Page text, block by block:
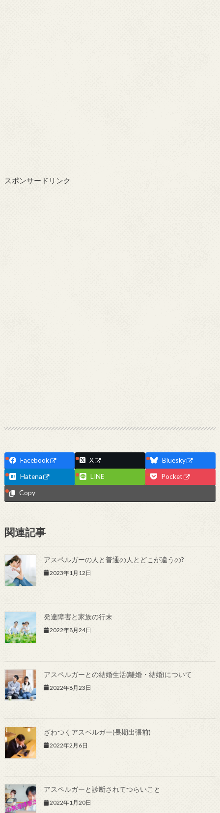
スポンサードリンク
Facebook X
Bluesky
Hatena
LINE
Pocket
Copy
関連記事
アスペルガーの人と普通の人とどこが違うの?
2023年1月12日
発達障害と家族の行末
2022年8月24日
アスペルガーとの結婚生活(離婚・結婚)について
2022年8月23日
ざわつくアスペルガー(長期出張前)
2022年2月6日
アスペルガーと診断されてつらいこと
2022年1月20日